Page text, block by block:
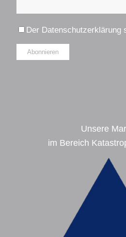
Der Datenschutzerklärung
Unsere
im Bereich